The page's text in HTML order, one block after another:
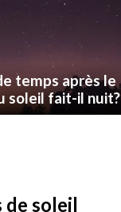
temps après le
soleil fait-il nuit?
soleil